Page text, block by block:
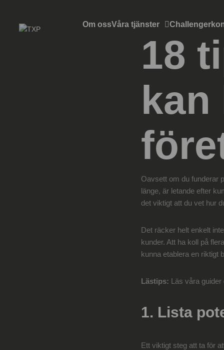
Om ossVåra tjänster
18
kan
Oavsett om du funderar
länge, är letande efter
det viktigt att du vet hur
Det räcker helt enkelt
kunder. Att ha koll på
kunna etablera en riktigt
Lästips: Läs våra guider
1. Lista
Ett viktigt steg att ta för